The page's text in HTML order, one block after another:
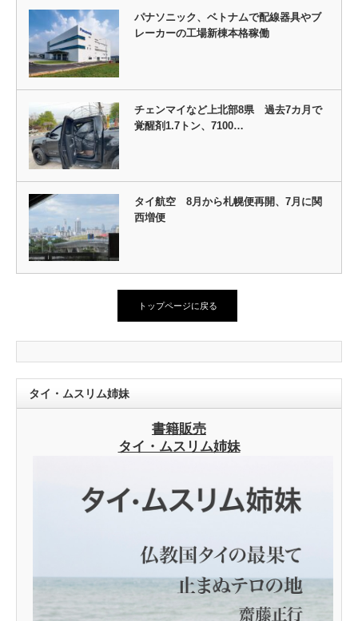
パナソニック、ベトナムで配線器具やブ
レーカーの工場新棟本格稼働
チェンマイなど上北部8県 過去7カ月で
覚醒剤1.7トン、7100…
タイ航空 8月から札幌便再開、7月に関
西増便
トップページに戻る
タイ・ムスリム姉妹
書籍販売
タイ・ムスリム姉妹